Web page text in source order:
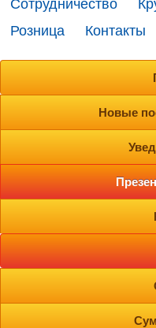
Сотрудничество
Розница
Контакты
Новые